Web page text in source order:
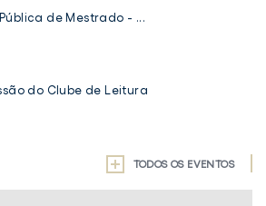
de Mestrado - ...
do Clube de Leitura
TODOS OS EVENTOS